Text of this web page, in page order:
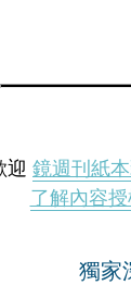
迎 鏡週刊紙
了解內容
獨家